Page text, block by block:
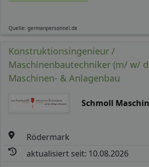
Quelle: germanpersonnel.de
Konstruktionsingenieur /
Maschinenbautechniker (m/ w/
Maschinen- & Anlagenbau
Schmoll
Rödermark
aktualisiert seit: 10.08.2026